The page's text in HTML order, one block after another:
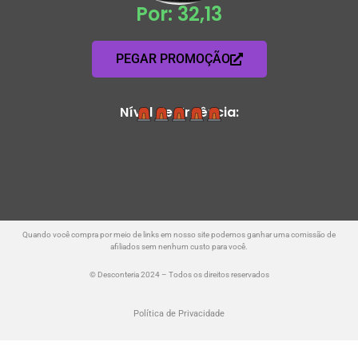
Por: 32,13
PEGAR PROMOÇÃO
Nível de Urgência:
Quando você compra por meio de links em nosso site podemos ganhar uma comissão de
afiliados sem nenhum custo para você.
© Desconteria 2024 – Todos os direitos reservados
Política de Privacidade